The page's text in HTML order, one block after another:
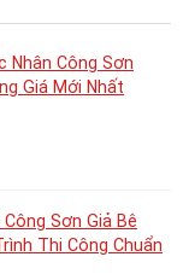
Nhân Công Sơn
Giá Mới Nhất
Công Sơn Giả Bê
Thi Công Chuẩn